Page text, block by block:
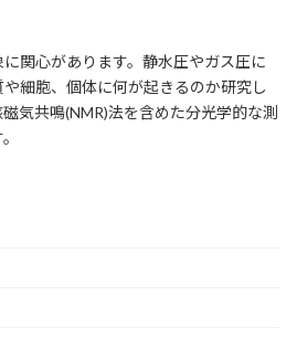
関心があります。静水圧やガス圧に
細胞、個体に何が起きるのか研究し
気共鳴(NMR)法を含めた分光学的な測